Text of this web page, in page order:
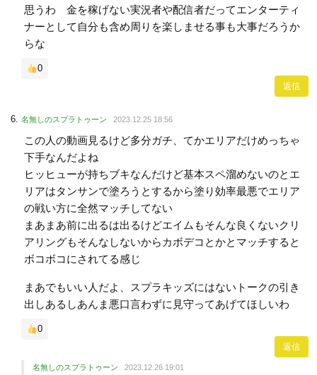
思うわ 金を稼げない実況者や配信者だってエンターティ
ナーとして自分も含め周りを楽しませる事も大事だろうか
らな
0
返信
名無しのスプラトゥーン 2023.12.25 18:56
この人の動画見るけど多分ガチ、てかエリアだけめっちゃ
下手なんだよね
ヒッヒューが持ちブキなんだけど基本スペ溜めないのとエ
リアはタンサンで塗ろうとするから塗り効率最悪でエリア
の戦い方に全然マッチしてない
まあまあ前に出るは出るけどエイムもそんな良くないクリ
アリングもそんなしないからカボデコとかとマッチすると
ボコボコにされてる感じ
まあでもいい人だよ、スプラキッズにはないトークの引き
出しあるしあんま悪口言わずに見守ってあげてほしいわ
0
返信
名無しのスプラトゥーン 2023.12.26 19:01